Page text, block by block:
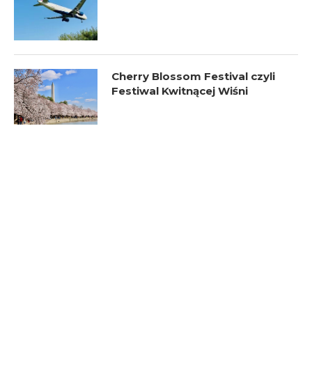
Cherry Blossom Festival czyli
Festiwal Kwitnącej Wiśni